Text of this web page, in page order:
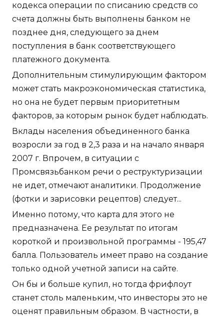
кодекса операции по списанию средств со
счета должны быть выполнены банком не
позднее дня, следующего за днем
поступления в банк соответствующего
платежного документа.
Дополнительным стимулирующим фактором
может стать макроэкономическая статистика,
но она не будет первым приоритетным
факторов, за которым рынок будет наблюдать.
Вклады населения объединенного банка
возросли за год в 2,3 раза и на начало января
2007 г. Впрочем, в ситуации с
Промсвязьбанком речи о реструктуризации
не идет, отмечают аналитики. Продолжение
(фотки и зарисовки рецептов) следует...
Именно потому, что карта для этого не
предназначена. Ее результат по итогам
короткой и произвольной программы - 195,47
балла. Пользователь имеет право на создание
только одной учетной записи на сайте.
Он бы и больше купил, но тогда фрифлоут
станет столь маленьким, что инвесторы это не
оценят правильным образом. В частности, в